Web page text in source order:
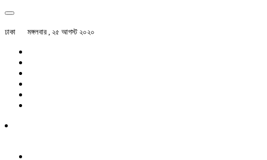
ঢাকা মঙ্গলবার , ২৫ আগস্ট ২০২০